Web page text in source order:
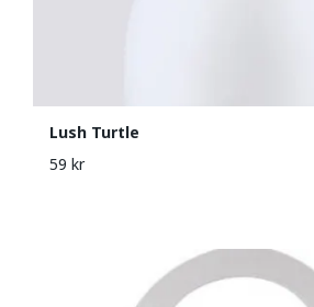
Lush Turtle
59 kr